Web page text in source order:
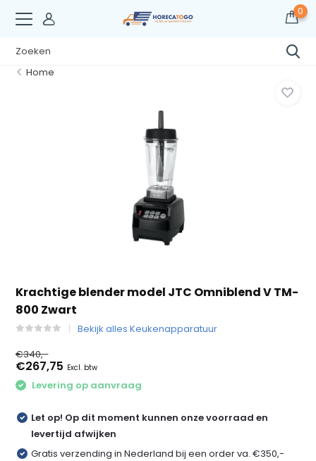
0
Home
Krachtige blender model JTC Omniblend V TM-
800 Zwart
Bekijk alles Keukenapparatuur
€340,-
€267,75 Excl. btw
Levering op aanvraag
Let op! Op dit moment kunnen onze voorraad en
levertijd afwijken
Gratis verzending in Nederland bij een order va. €350,-